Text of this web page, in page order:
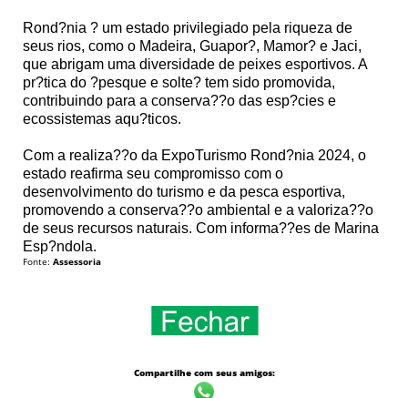
Rond?nia ? um estado privilegiado pela riqueza de
seus rios, como o Madeira, Guapor?, Mamor? e Jaci,
que abrigam uma diversidade de peixes esportivos. A
pr?tica do ?pesque e solte? tem sido promovida,
contribuindo para a conserva??o das esp?cies e
ecossistemas aqu?ticos.
Com a realiza??o da ExpoTurismo Rond?nia 2024, o
estado reafirma seu compromisso com o
desenvolvimento do turismo e da pesca esportiva,
promovendo a conserva??o ambiental e a valoriza??o
de seus recursos naturais. Com informa??es de Marina
Esp?ndola.
Fonte: Assessoria
Compartilhe com seus amigos: